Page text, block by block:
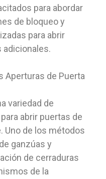
para abordar
de bloqueo y
para abrir
adicionales.
Aperturas de Puerta
variedad de
abrir puertas de
Uno de los métodos
ganzúas y
de cerraduras
de la